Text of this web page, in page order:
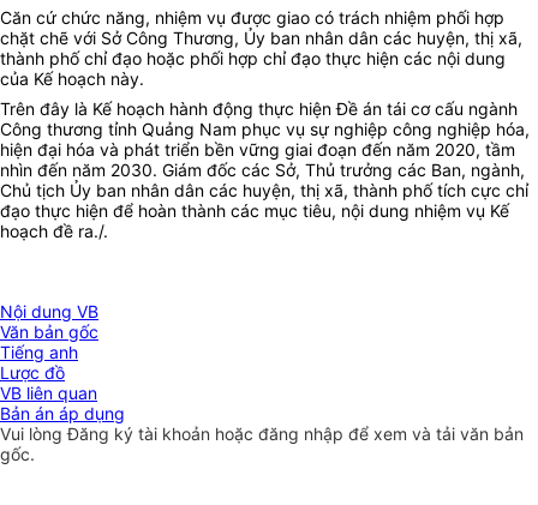
Căn cứ chức năng, nhiệm vụ được giao có trách nhiệm phối hợp
chặt chẽ với Sở Công Thương, Ủy ban nhân dân các huyện, thị xã,
thành phố chỉ đạo hoặc phối hợp chỉ đạo thực hiện các nội dung
của Kế hoạch này.
Trên đây là Kế hoạch hành động thực hiện Đề án tái cơ cấu ngành
Công thương tỉnh Quảng Nam phục vụ sự nghiệp công nghiệp hóa,
hiện đại hóa và phát triển bền vững giai đoạn đến năm 2020, tầm
nhìn đến năm 2030. Giám đốc các Sở, Thủ trưởng các Ban, ngành,
Chủ tịch Ủy ban nhân dân các huyện, thị xã, thành phố tích cực chỉ
đạo thực hiện để hoàn thành các mục tiêu, nội dung nhiệm vụ Kế
hoạch đề ra./.
Nội dung VB
Văn bản gốc
Tiếng anh
Lược đồ
VB liên quan
Bản án áp dụng
Vui lòngĐăng ký tài khoản hoặc đăng nhập để xem và tải văn bản
gốc.